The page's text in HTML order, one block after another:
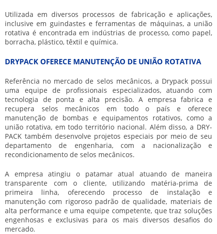
Utilizada em diversos processos de fabricação e aplicações,
inclusive em guindastes e ferramentas de máquinas, a união
rotativa é encontrada em indústrias de processo, como papel,
borracha, plástico, têxtil e química.
DRYPACK OFERECE MANUTENÇÃO DE UNIÃO ROTATIVA
Referência no mercado de selos mecânicos, a Drypack possui
uma equipe de profissionais especializados, atuando com
tecnologia de ponta e alta precisão. A empresa fabrica e
recupera selos mecânicos em todo o país e oferece
manutenção de bombas e equipamentos rotativos, como a
união rotativa, em todo território nacional. Além disso, a DRY-
PACK também desenvolve projetos especiais por meio de seu
departamento de engenharia, com a nacionalização e
recondicionamento de selos mecânicos.
A empresa atingiu o patamar atual atuando de maneira
transparente com o cliente, utilizando matéria-prima de
primeira linha, oferecendo processo de instalação e
manutenção com rigoroso padrão de qualidade, materiais de
alta performance e uma equipe competente, que traz soluções
engenhosas e exclusivas para os mais diversos desafios do
mercado.